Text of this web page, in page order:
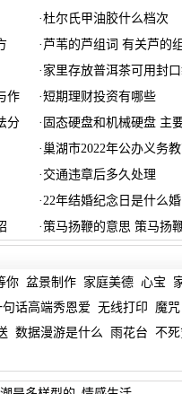
·杜尔氏甲油胶什么档次
· 芦苇的芦组词 有关芦的
· 家里存放普洱茶可用封
作 ·短期理财投资有哪些
分 · 固态硬盘和机械硬盘 主
·巢湖市2022年公办义务
· 交通违章后多久处理
·22年结婚纪念日是什么婚
·策马扬鞭的意思 策马扬
你 盆景制作 家庭美德 心宝
句话高端秀恩爱 无线打印 魔咒
数据漫游是什么 雨花台 不